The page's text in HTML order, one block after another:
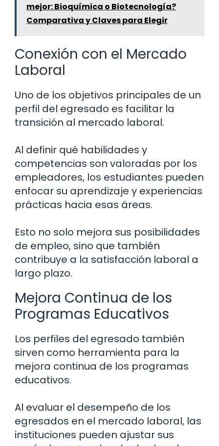
mejor: Bioquímica o Biotecnología?
Comparativa y Claves para Elegir
Conexión con el Mercado
Laboral
Uno de los objetivos principales de un
perfil del egresado es facilitar la
transición al mercado laboral.
Al definir qué habilidades y
competencias son valoradas por los
empleadores, los estudiantes pueden
enfocar su aprendizaje y experiencias
prácticas hacia esas áreas.
Esto no solo mejora sus posibilidades
de empleo, sino que también
contribuye a la satisfacción laboral a
largo plazo.
Mejora Continua de los
Programas Educativos
Los perfiles del egresado también
sirven como herramienta para la
mejora continua de los programas
educativos.
Al evaluar el desempeño de los
egresados en el mercado laboral, las
instituciones pueden ajustar sus